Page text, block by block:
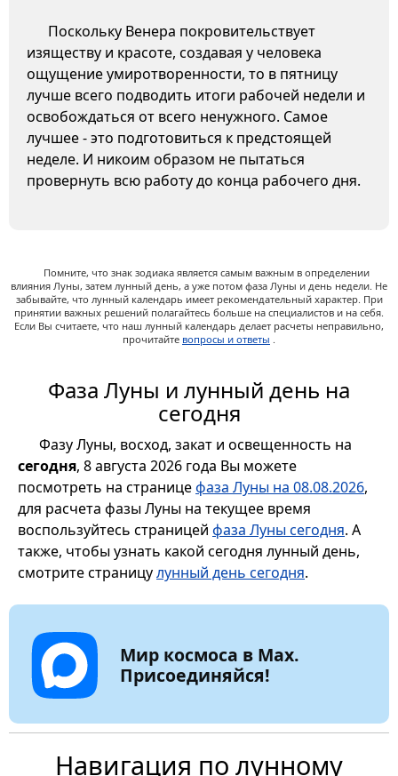
Поскольку Венера покровительствует
изяществу и красоте, создавая у человека
ощущение умиротворенности, то в пятницу
лучше всего подводить итоги рабочей недели и
освобождаться от всего ненужного. Самое
лучшее - это подготовиться к предстоящей
неделе. И никоим образом не пытаться
провернуть всю работу до конца рабочего дня.
Помните, что знак зодиака является самым важным в определении
влияния Луны, затем лунный день, а уже потом фаза Луны и день недели. Не
забывайте, что лунный календарь имеет рекомендательный характер. При
принятии важных решений полагайтесь больше на специалистов и на себя.
Если Вы считаете, что наш лунный календарь делает расчеты неправильно,
прочитайте вопросы и ответы .
Фаза Луны и лунный день на
сегодня
Фазу Луны, восход, закат и освещенность на
сегодня, 8 августа 2026 года Вы можете
посмотреть на страницефаза Луны на 08.08.2026,
для расчета фазы Луны на текущее время
воспользуйтесь страницей фаза Луны сегодня. А
также, чтобы узнать какой сегодня лунный день,
смотрите страницулунный день сегодня.
Мир космоса в Max.
Присоединяйся!
Навигация по лунному